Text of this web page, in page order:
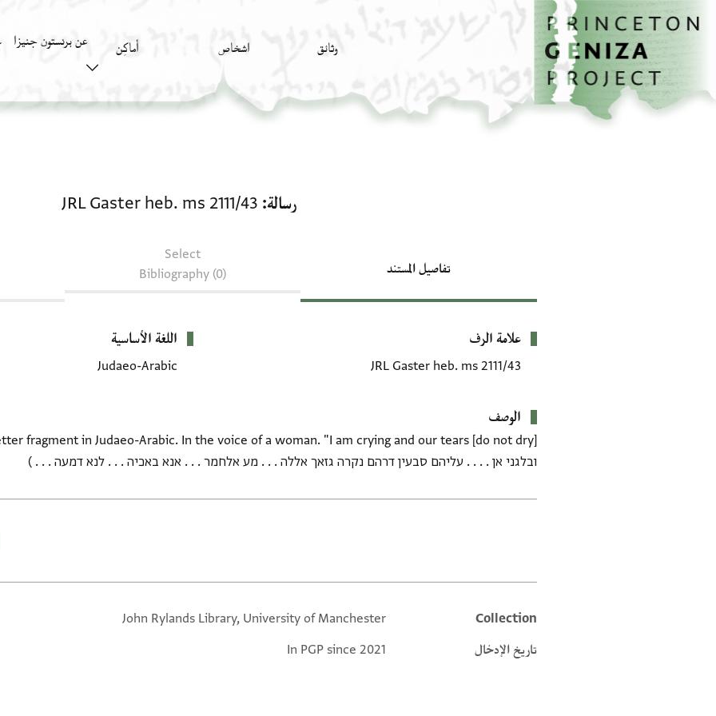
تخطي إلى المحتوى الرئيسي
الصفحة الرئيسية
وثائق اشخاص أَماكِن عن برنستون جنيزا
رسالة JRL Gaster heb. ms 2111/43
تفاصيل المستند
Select
Bibliography (0)
بيانات التعريف
علامة الرف
JRL Gaster heb. ms 2111/43
اللغة الأساسية
Judaeo-Arabic
الوصف
ובלגני אן . . . . עליהם סבעין דרהם נקרה גזאך אללה . . . מע אלחמר . . . אנא באכיה . . . לנא דמעה . . . )
Additional metadata
Collection
John Rylands Library, University of Manchester
تاريخ الإدخال
In PGP since 2021